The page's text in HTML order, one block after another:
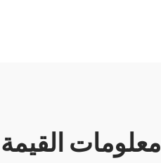
معلومات القيمة